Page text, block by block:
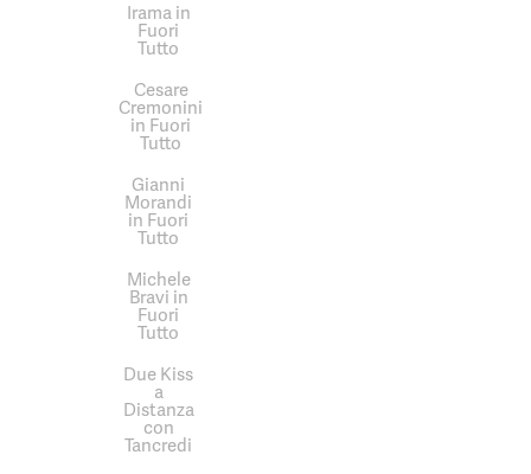
Irama in
Fuori
Tutto
Cesare
Cremonini
in Fuori
Tutto
Gianni
Morandi
in Fuori
Tutto
Michele
Bravi in
Fuori
Tutto
Due Kiss
a
Distanza
con
Tancredi